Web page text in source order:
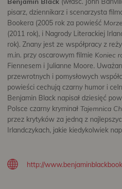
pisarz, dziennikarz i scenarzysta
Bookera (2005 rok za powieść Morze
(2011 rok), i Nagrody Literackiej
rok). Znany jest ze współpracy z
m.in. przy oscarowym filmie Koniec
Fiennesem i Julianne Moore.
przewrotnych i pomysłowych
powieści cechują czarny humor i
Benjamin Black napisał dziesięć
Polsce czarny kryminał Tajemnica
przez krytyków za jedną z
Irlandczykach, jakie kiedykolwiek
http://